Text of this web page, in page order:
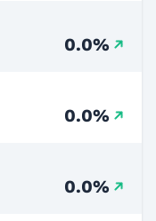
0.0%
0.0%
0.0%